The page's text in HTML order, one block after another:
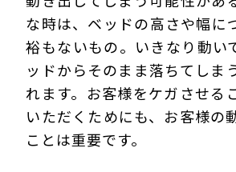
な時は、ベッドの高さや幅に
裕もないもの。いきなり動い
ッドからそのまま落ちてしま
れます。お客様をケガさせる
いただくためにも、お客様の
ことは重要です。